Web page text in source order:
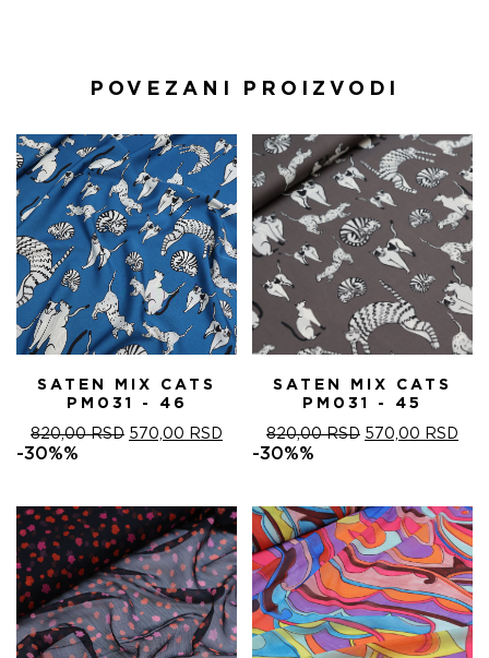
POVEZANI PROIZVODI
SATEN MIX CATS
PM031 - 46
820,00RSD ОРИГИНАЛНА
820,00 RSD.
570,00 RSD ТРЕНУТНА
ЦЕНА
-30%%
SATEN MIX CATS
PM031 - 45
820,00RSD ОРИГИНАЛНА
820,00 RSD.
570,00 RSD
-30%%